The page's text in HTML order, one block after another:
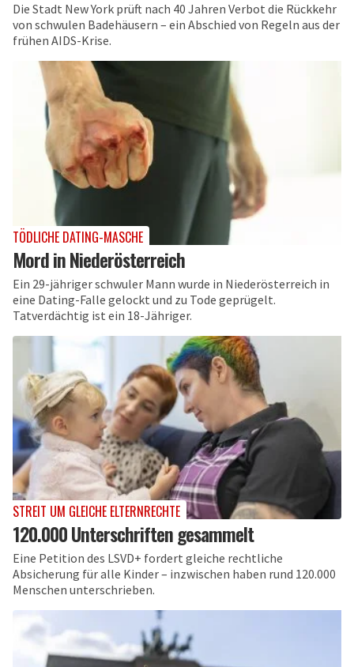
Die Stadt New York prüft nach 40 Jahren Verbot die Rückkehr
von schwulen Badehäusern – ein Abschied von Regeln aus der
frühen AIDS-Krise.
TÖDLICHE DATING-MASCHE
Mord in Niederösterreich
Ein 29-jähriger schwuler Mann wurde in Niederösterreich in
eine Dating-Falle gelockt und zu Tode geprügelt.
Tatverdächtig ist ein 18-Jähriger.
STREIT UM GLEICHE ELTERNRECHTE
120.000 Unterschriften gesammelt
Eine Petition des LSVD+ fordert gleiche rechtliche
Absicherung für alle Kinder – inzwischen haben rund 120.000
Menschen unterschrieben.